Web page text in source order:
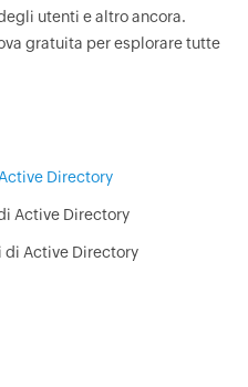
utenti e altro ancora.
gratuita per esplorare tutte
Directory
Active Directory
di Active Directory